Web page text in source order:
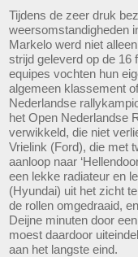
Tijdens de zeer druk
weersomstandigheden
Markelo werd niet
strijd geleverd op de 16
equipes vochten hun
algemeen klassement
Nederlandse
het Open Nederlandse
verwikkeld, die niet
Vrielink (Ford), die met
aanloop naar
een lekke radiateur en
(Hyundai) uit het zicht
de rollen omgedraaid,
Deijne minuten door
moest daardoor
aan het langste eind.